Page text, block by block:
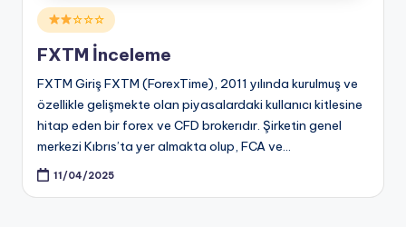
Posted
in
☆☆☆
FXTM İnceleme
FXTM Giriş FXTM (ForexTime), 2011 yılında kurulmuş ve
özellikle gelişmekte olan piyasalardaki kullanıcı kitlesine
hitap eden bir forex ve CFD brokerıdır. Şirketin genel
merkezi Kıbrıs’ta yer almakta olup, FCA ve…
11/04/2025